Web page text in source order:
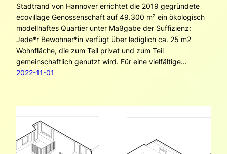
Stadtrand von Hannover errichtet die 2019 gegründete
ecovillage Genossenschaft auf 49.300 m² ein ökologisch
modellhaftes Quartier unter Maßgabe der Suffizienz:
Jede*r Bewohner*in verfügt über lediglich ca. 25 m2
Wohnfläche, die zum Teil privat und zum Teil
gemeinschaftlich genutzt wird. Für eine vielfältige…
2022-11-01